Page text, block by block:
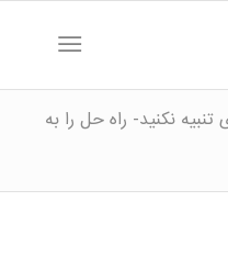
نکنید- راه حل را به